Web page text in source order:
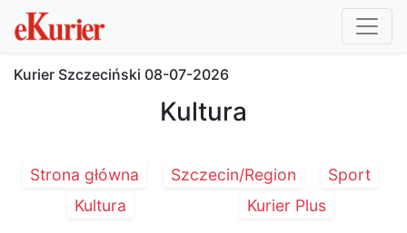
Kurier Szczeciński 08-07-2026
Kultura
Strona główna Szczecin/Region
Sport
Kultura
Kurier Plus